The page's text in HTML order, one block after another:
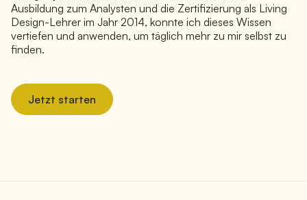
Ausbildung zum Analysten und die Zertifizierung als Living
Design-Lehrer im Jahr 2014, konnte ich dieses Wissen
vertiefen und anwenden, um täglich mehr zu mir selbst zu
finden.
Jetzt starten